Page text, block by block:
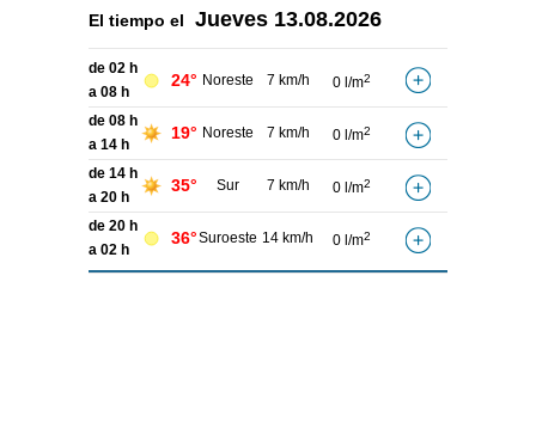
El tiempo el Jueves 13.08.2026
de 02 h
a 08 h
24° Noreste 7 km/h 0 l/m2
de 08 h
a 14 h
19° Noreste 7 km/h 0 l/m2
de 14 h
a 20 h
35° Sur 7 km/h 0 l/m2
de 20 h
a 02 h
36°Suroeste 14 km/h 0 l/m2